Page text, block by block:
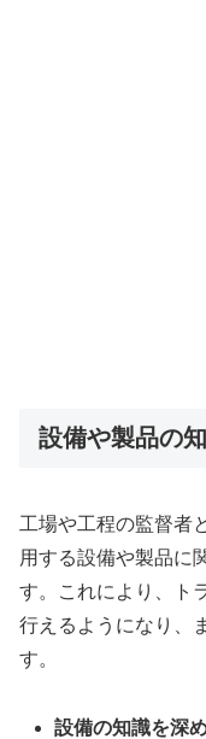
設備や製品の
工場や工程の監督者
用する設備や製品に
す。これにより、ト
行えるようになり、
す。
設備の知識を深